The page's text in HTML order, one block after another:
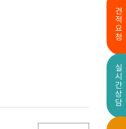
견적요청
실시간상담